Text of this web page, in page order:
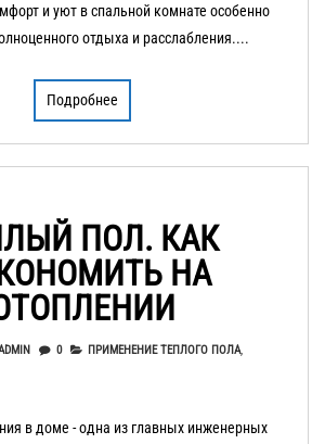
и уют в спальной комнате особенно
отдыха и расслабления....
Подробнее
ПОЛ. КАК
НА
0 ПРИМЕНЕНИЕ ТЕПЛОГО ПОЛА,
в доме - одна из главных инженерных